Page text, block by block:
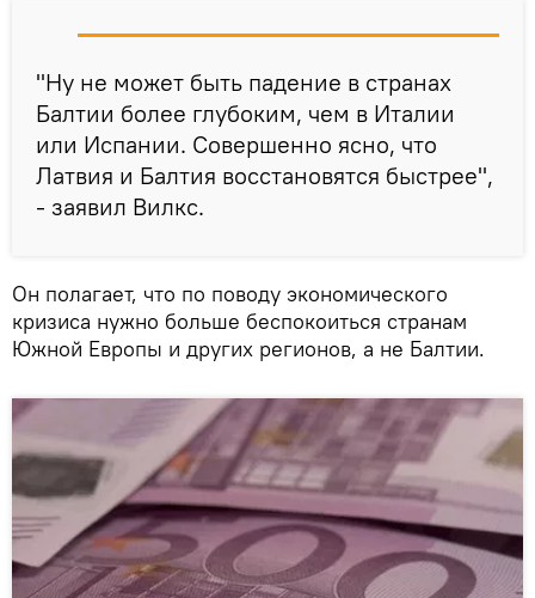
"Ну не может быть падение в странах
Балтии более глубоким, чем в Италии
или Испании. Совершенно ясно, что
Латвия и Балтия восстановятся быстрее",
- заявил Вилкс.
Он полагает, что по поводу экономического
кризиса нужно больше беспокоиться странам
Южной Европы и других регионов, а не Балтии.